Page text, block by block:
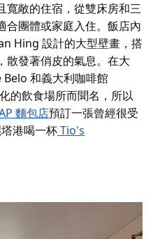
寬敞的住宿，從雙床房和三
合團體或家庭入住。飯店內
Hing 設計的大型壁畫，搭
散發著俏皮的氣息。在大
和義大利咖啡館
的飲食場所而聞名，所以
麵包店預訂一張曾經很受
港喝一杯Tio's